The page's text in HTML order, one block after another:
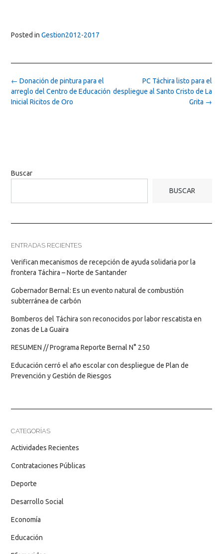
Posted in Gestion2012-2017
Post
navigation
PC Táchira listo para el
despliegue al Santo Cristo de La
Grita →
← Donación de pintura para el
arreglo del Centro de Educación
Inicial Ricitos de Oro
Buscar
BUSCAR
ENTRADAS RECIENTES
Verifican mecanismos de recepción de ayuda solidaria por la
frontera Táchira – Norte de Santander
Gobernador Bernal: Es un evento natural de combustión
subterránea de carbón
Bomberos del Táchira son reconocidos por labor rescatista en
zonas de La Guaira
RESUMEN // Programa Reporte Bernal N° 250
Educación cerró el año escolar con despliegue de Plan de
Prevención y Gestión de Riesgos
CATEGORÍAS
Actividades Recientes
Contrataciones Públicas
Deporte
Desarrollo Social
Economía
Educación